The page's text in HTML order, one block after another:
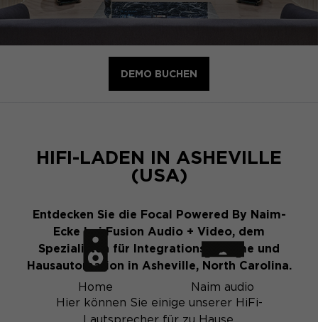
DEMO BUCHEN
HIFI-LADEN IN ASHEVILLE
(USA)
Entdecken Sie die Focal Powered By Naim-
Ecke bei Fusion Audio + Video, dem
Spezialisten für Integrationssysteme und
Hausautomation in Asheville, North Carolina.
Home
Naim audio
Hier können Sie einige unserer HiFi-